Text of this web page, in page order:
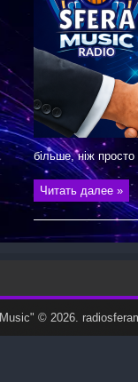
більше, ніж
Читать далее »
© 2026.